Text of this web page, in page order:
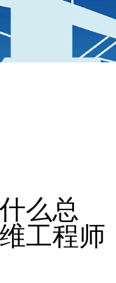
么总
工程师